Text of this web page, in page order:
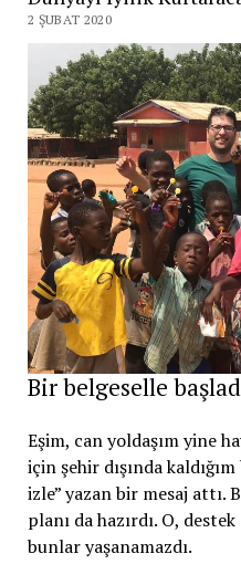
2 ŞUBAT 2020
Bir belgeselle
Eşim, can yoldaşım yine
için şehir dışında
izle” yazan bir mesaj attı.
planı da hazırdı. O,
bunlar yaşanamazdı.